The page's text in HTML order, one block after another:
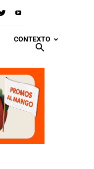
CONTEXTO